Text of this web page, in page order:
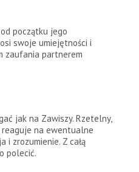
początku jego
swoje umiejętności i
zaufania partnerem
jak na Zawiszy. Rzetelny,
na ewentualne
i zrozumienie. Z całą
polecić.